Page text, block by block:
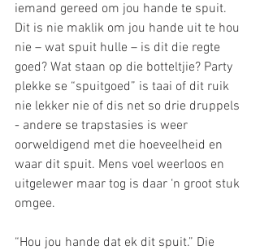
iemand gereed om jou hande te spuit.
Dit is nie maklik om jou hande uit te hou
nie – wat spuit hulle – is dit die regte
goed? Wat staan op die botteltjie? Party
plekke se “spuitgoed” is taai of dit ruik
nie lekker nie of dis net so drie druppels
- andere se trapstasies is weer
oorweldigend met die hoeveelheid en
waar dit spuit. Mens voel weerloos en
uitgelewer maar tog is daar ‘n groot stuk
omgee.
“Hou jou hande dat ek dit spuit.” Die